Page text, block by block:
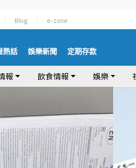
Blog e-zone
熱話 娛樂新聞 定期存款
報 飲食情報 娛樂